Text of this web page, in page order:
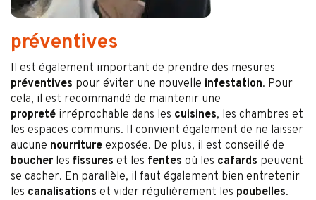
préventives
Il est également important de prendre des mesures
préventives pour éviter une nouvelle infestation. Pour
cela, il est recommandé de maintenir une
propreté irréprochable dans les cuisines, les chambres et
les espaces communs. Il convient également de ne laisser
aucune nourriture exposée. De plus, il est conseillé de
boucher les fissures et les fentes où les cafards peuvent
se cacher. En parallèle, il faut également bien entretenir
les canalisations et vider régulièrement les poubelles.